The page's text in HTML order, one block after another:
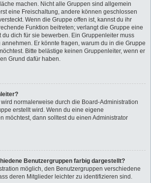
machen. Nicht alle Gruppen sind allgemein
eine Freischaltung, andere können geschlossen
Wenn die Gruppe offen ist, kannst du ihr
Funktion beitreten; verlangt die Gruppe eine
du dich für sie bewerben. Ein Gruppenleiter muss
Er könnte fragen, warum du in die Gruppe
Bitte belästige keinen Gruppenleiter, wenn er
Grund dafür haben.
normalerweise durch die Board-Administration
erstellt wird. Wenn du eine eigene
möchtest, dann solltest du einen Administrator
Benutzergruppen farbig dargestellt?
möglich, den Benutzergruppen verschiedene
deren Mitglieder leichter zu identifizieren sind.